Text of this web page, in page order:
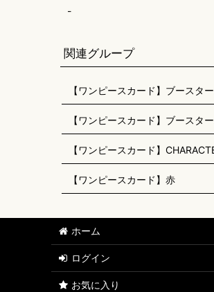
-
関連グループ
【ワンピースカード】ブースタ
【ワンピースカード】ブースタ
【ワンピースカード】
【ワンピースカード】赤
ホーム
ログイン
お気に入り